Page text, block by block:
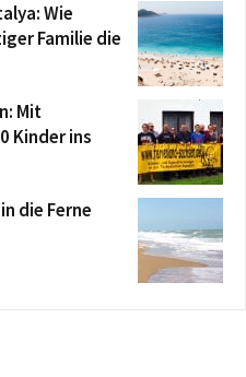
Wie
Familie die
Mit
Kinder ins
die Ferne